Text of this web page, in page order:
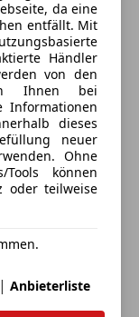
Angebote und
für die Zukunft
da eine
entfällt. Mit
Händler
von den
Ihnen bei
Informationen
dieses
neuer
Ohne
können
oder teilweise
| Anbieterliste